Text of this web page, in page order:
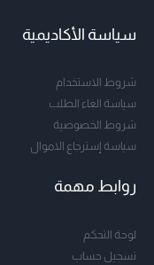
سياسة الأكاديمية
شروط الاستخدام
سياسة الغاء الطلب
شروط الخصوصية
سياسة إسترجاع الاموال
روابط مهمة
لوحة التحكم
تسجيل حساب